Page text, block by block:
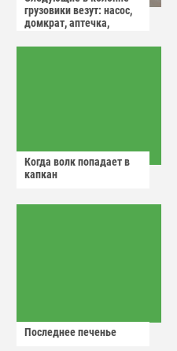
грузовики везут: насос,
домкрат, аптечка,
Когда волк попадает в
капкан
Последнее печенье